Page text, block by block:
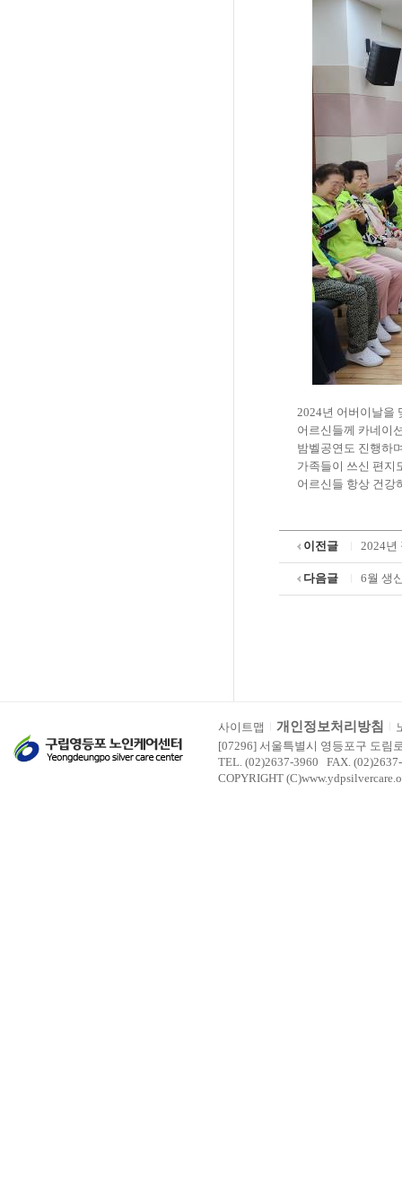
2024년 어버이날을
어르신들께 카네이
밤벨공연도 진행하
가족들이 쓰신 편지
어르신들 항상 건
이전글 2024년
다음글 6월 생
사이트맵 개인정보처리방침
[07296] 서울특별시 영등포구 도림
TEL. (02)2637-3960 FAX.
COPYRIGHT